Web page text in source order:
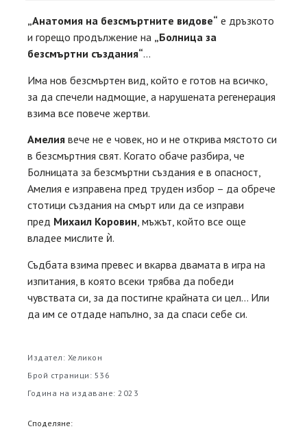
„Анатомия на безсмъртните видове“ е дръзкото
и горещо продължение на „Болница за
безсмъртни създания“…
Има нов безсмъртен вид, който е готов на всичко,
за да спечели надмощие, а нарушената регенерация
взима все повече жертви.
Амелия вече не е човек, но и не открива мястото си
в безсмъртния свят. Когато обаче разбира, че
Болницата за безсмъртни създания е в опасност,
Амелия е изправена пред труден избор – да обрече
стотици създания на смърт или да се изправи
пред Михаил Коровин, мъжът, който все още
владее мислите ѝ.
Съдбата взима превес и вкарва двамата в игра на
изпитания, в която всеки трябва да победи
чувствата си, за да постигне крайната си цел… Или
да им се отдаде напълно, за да спаси себе си.
Издател: Хеликон
Брой страници: 536
Година на издаване: 2023
Споделяне: